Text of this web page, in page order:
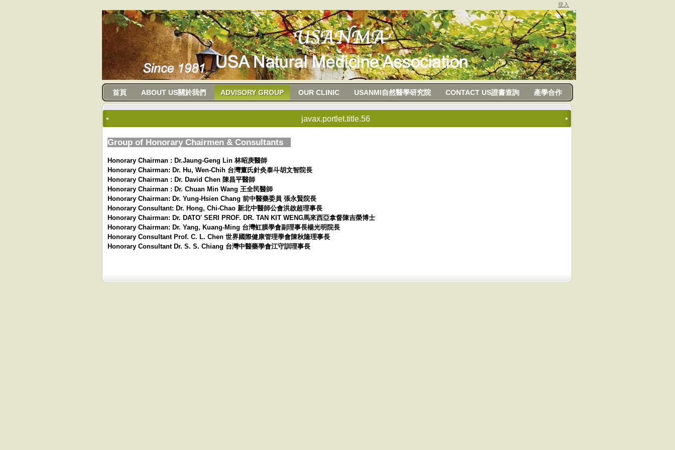
登入
usanma
首頁 ABOUT US關於我們 ADVISORY GROUP OUR CLINIC USANMI自然醫學研究院 CONTACT US證書查詢 產學合作
javax.portlet.title.56
Group of Honorary Chairmen & Consultants
Honorary Chairman : Dr.Jaung-Geng Lin 林昭庚醫師
Honorary Chairman: Dr. Hu, Wen-Chih 台灣董氏針灸泰斗胡文智院長
Honorary Chairman : Dr. David Chen 陳昌平醫師
Honorary Chairman : Dr. Chuan Min Wang 王全民醫師
Honorary Chairman: Dr. Yung-Hsien Chang 前中醫藥委員 張永賢院長
Honorary Consultant: Dr. Hong, Chi-Chao 新北中醫師公會洪啟超理事長
Honorary Chairman: Dr. DATO' SERI PROF. DR. TAN KIT WENG馬來西亞拿督陳吉榮博士
Honorary Chairman: Dr. Yang, Kuang-Ming 台灣虹膜學會副理事長楊光明院長
Honorary Consultant Prof. C. L. Chen 世界國際健康管理學會陳秋隆理事長
Honorary Consultant Dr. S. S. Chiang 台灣中醫藥學會江守訓理事長